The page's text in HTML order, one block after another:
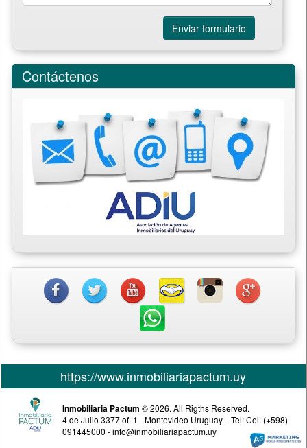
Enviar formulario
Contáctenos
https://www.inmobiliariapactum.uy
Inmobiliaria Pactum © 2026. All Rigths Reserved.
4 de Julio 3377 of. 1 - Montevideo Uruguay. - Tel: Cel. (+598)
091445000 - info@inmobiliariapactum.uy